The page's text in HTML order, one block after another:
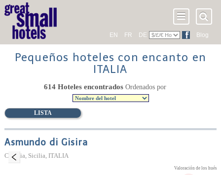
EN FR DE Blog
Pequeños hoteles con encanto en
ITALIA
LISTA
614 Hoteles encontrados Ordenados por
Asmundo di Gisira
Catania, Sicilia, ITALIA
Valoración de los